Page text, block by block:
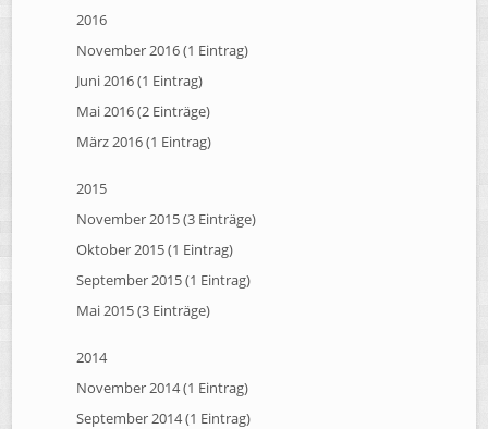
2016
November 2016 (1 Eintrag)
Juni 2016 (1 Eintrag)
Mai 2016 (2 Einträge)
März 2016 (1 Eintrag)
2015
November 2015 (3 Einträge)
Oktober 2015 (1 Eintrag)
September 2015 (1 Eintrag)
Mai 2015 (3 Einträge)
2014
November 2014 (1 Eintrag)
September 2014 (1 Eintrag)